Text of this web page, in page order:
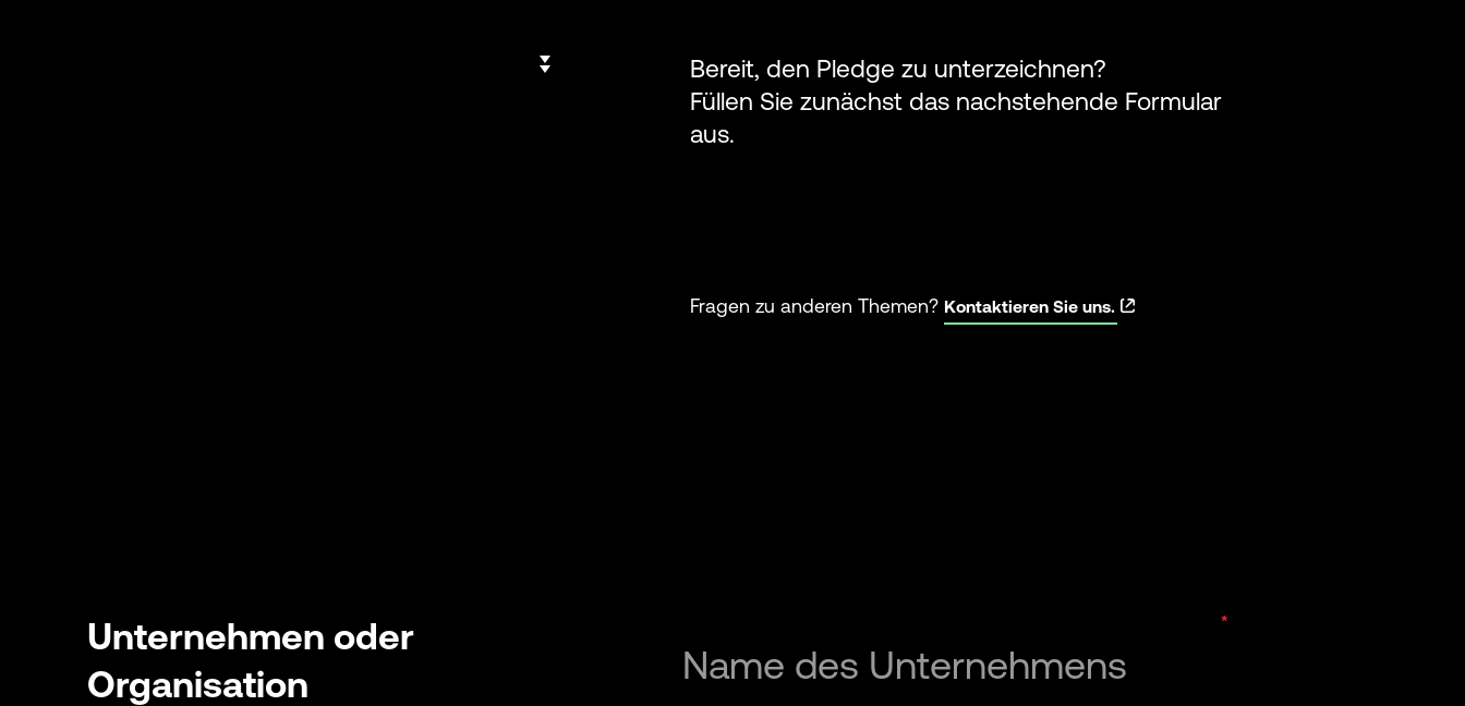
Bereit, den Pledge zu unterzeichnen?
Füllen Sie zunächst das nachstehende Formular
aus.
Fragen zu anderen Themen? Kontaktieren Sie uns.
Unternehmen oder
Organisation
Name des Unternehmens